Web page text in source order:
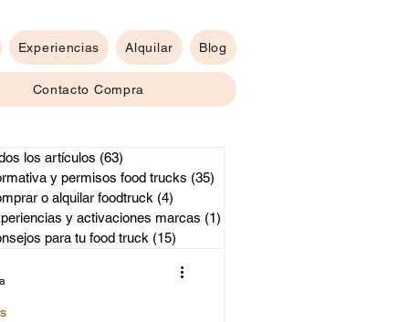
Experiencias Alquilar Blog
Contacto Compra
activaciones marcas
los artículos (63)
y permisos food trucks (35)
o alquilar foodtruck (4)
y activaciones marcas (1)
para tu food truck (15)